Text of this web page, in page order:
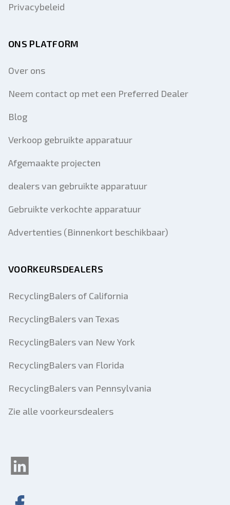
Privacybeleid
ONS PLATFORM
Over ons
Neem contact op met een Preferred Dealer
Blog
Verkoop gebruikte apparatuur
Afgemaakte projecten
dealers van gebruikte apparatuur
Gebruikte verkochte apparatuur
Advertenties (Binnenkort beschikbaar)
VOORKEURSDEALERS
RecyclingBalers of California
RecyclingBalers van Texas
RecyclingBalers van New York
RecyclingBalers van Florida
RecyclingBalers van Pennsylvania
Zie alle voorkeursdealers